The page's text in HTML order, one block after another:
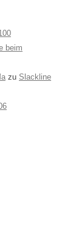
beim
zu Slackline